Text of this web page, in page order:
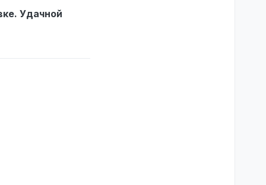
Удачной